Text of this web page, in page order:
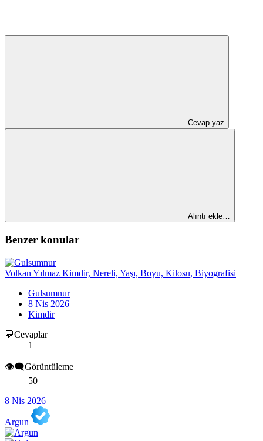
Cevap yaz
Alıntı ekle…
Benzer konular
Volkan Yılmaz Kimdir, Nereli, Yaşı, Boyu, Kilosu, Biyografisi
Gulsumnur
8 Nis 2026
Kimdir
💬Cevaplar
1
👁️‍🗨️Görüntüleme
50
8 Nis 2026
Argun